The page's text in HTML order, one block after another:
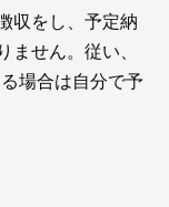
収をし、予定納
せん。従い、
場合は自分で予